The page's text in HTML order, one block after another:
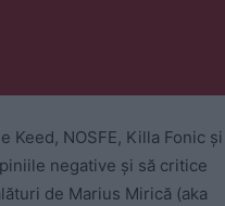
Keed, NOSFE, Killa Fonic şi
negative şi să critice
de Marius Mirică (aka